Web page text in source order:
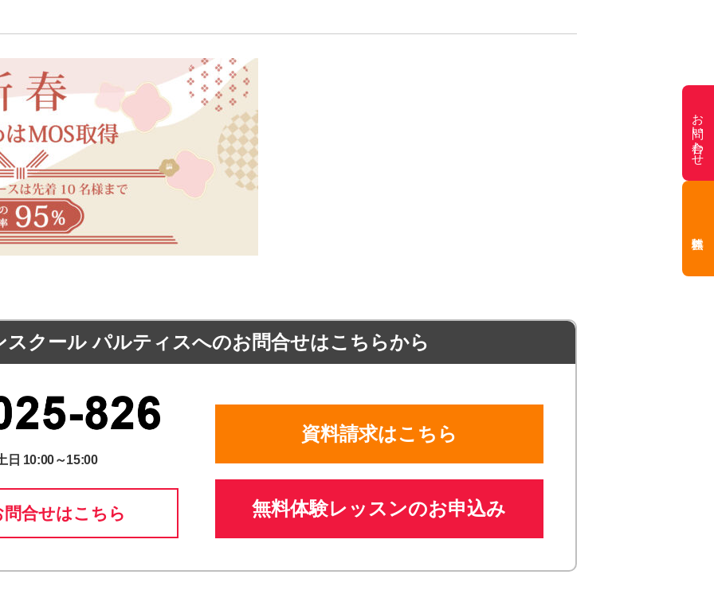
スクール パルティスへのお問合せはこちらから
日 10:00～15:00
合せはこちら
資料請求はこちら
無料体験レッスンのお申込み
お問い合わせ